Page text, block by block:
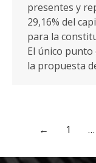
presentes y
29,16% del
para la
El único punto
la propuesta
← 1 …